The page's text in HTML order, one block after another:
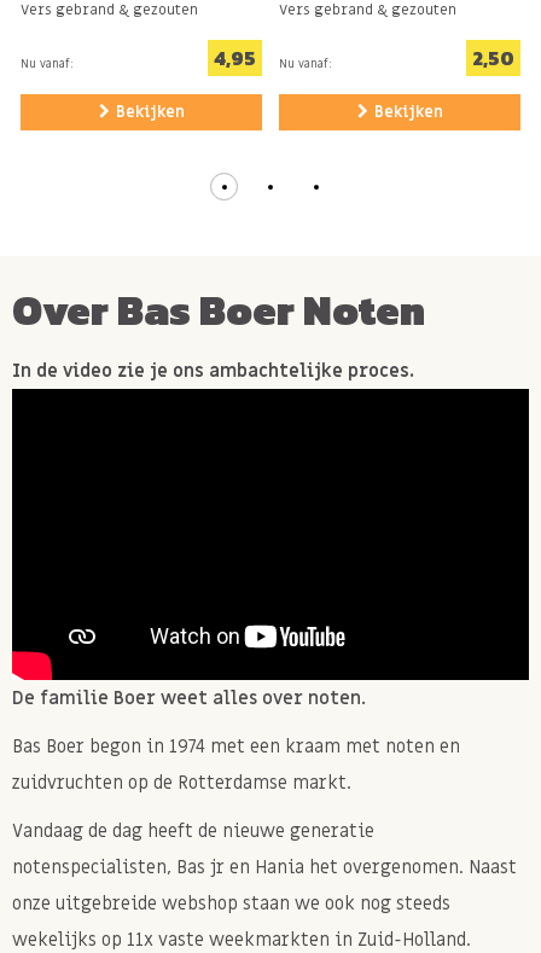
Vers gebrand & gezouten
Nu vanaf: 4,95
Bekijken
Vers gebrand & gezouten
Nu vanaf: 2,50
Bekijken
Over Bas Boer Noten
De familie Boer weet alles over noten.
Bas Boer begon in 1974 met een kraam met noten en
zuidvruchten op de Rotterdamse markt.
Vandaag de dag heeft de nieuwe generatie
notenspecialisten, Bas jr en Hania het overgenomen. Naast
onze uitgebreide webshop staan we ook nog steeds
wekelijks op 11x vaste weekmarkten in Zuid-Holland.
In de video zie je ons ambachtelijke proces.